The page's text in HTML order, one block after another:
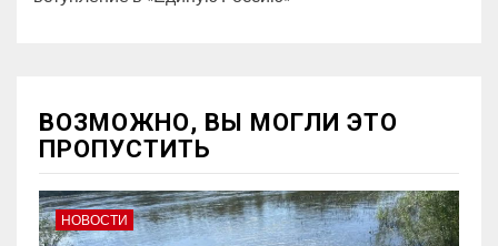
ВОЗМОЖНО, ВЫ МОГЛИ ЭТО
ПРОПУСТИТЬ
НОВОСТИ